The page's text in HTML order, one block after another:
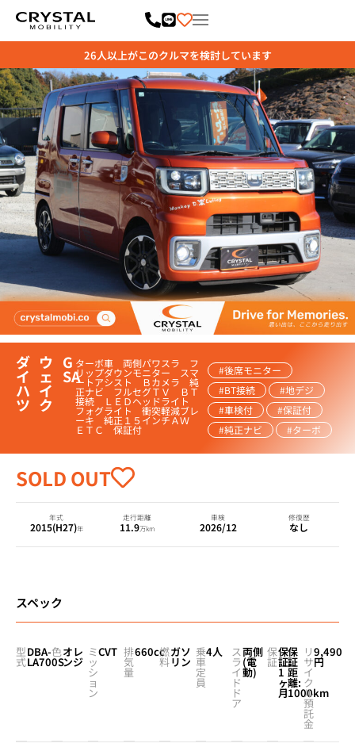
ッ
26人以上がこのクルマを検討しています
ダ
イ
ハ
ツ
ウ
ェ
イ
ク
G
SA
ターボ車 両側パワスラ フ
リップダウンモニター スマ
ートアシスト Ｂカメラ 純
正ナビ フルセグＴＶ ＢＴ
接続 ＬＥＤヘッドライト
フォグライト 衝突軽減ブレ
ーキ 純正１５インチＡＷ
ＥＴＣ 保証付
#後席モニター
#BT接続
#地デジ
#車検付
#保証付
#純正ナビ
#ターボ
SOLD OUT
年式
2015(H27)年
走行距離
11.9万km
車検
2026/12
修復歴
なし
スペック
型
式
DBA-
LA700S
色オレ
ンジ
ミ
ッ
シ
ョ
ン
CVT 排
気
量
660cc燃
料
ガソ
リン
乗
車
定
員
4人 ス
ラ
イ
ド
ド
ア
両側
(電
動)
保
証
保
証:
1
ヶ
月
保
証
距
離:
1000km
リ
サ
イ
ク
ル
預
託
金
9,490
円